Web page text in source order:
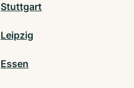
Stuttgart
Leipzig
Essen